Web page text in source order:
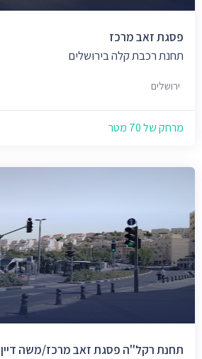
פסגת זאב מרכז
תחנת רכבת קלה בירושלים
ירושלים
מרחק של 70 מטר
תחנת רקל''ה פסגת זאב מרכז/משה דיין